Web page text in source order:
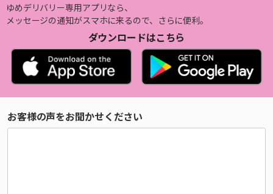
ゆめデリバリー専用アプリなら、
メッセージの通知がスマホに来るので、さらに便利。
ダウンロードはこちら
お客様の声をお聞かせください